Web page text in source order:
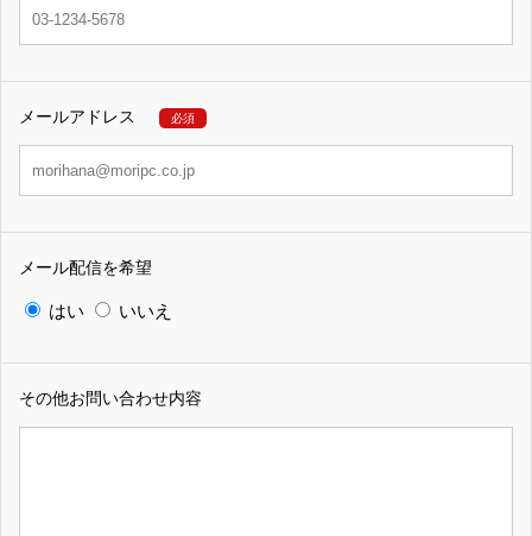
メールアドレス 必須
メール配信を希望
はい いいえ
その他お問い合わせ内容